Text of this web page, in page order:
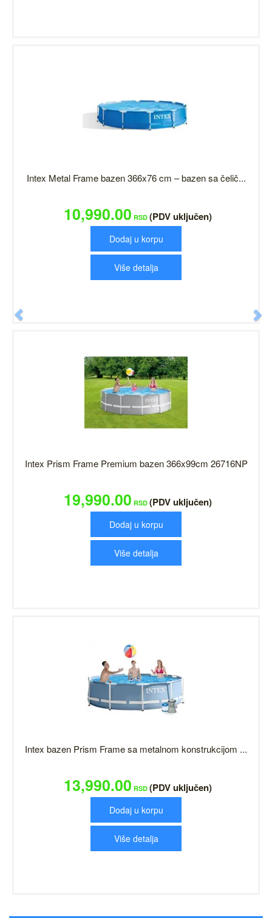
Intex Metal Frame bazen 366x76 cm – bazen sa čelič...
10,990.00 RSD (PDV uključen)
Dodaj u korpu
Više detalja
Intex Prism Frame Premium bazen 366x99cm 26716NP
19,990.00 RSD (PDV uključen)
Dodaj u korpu
Više detalja
Intex bazen Prism Frame sa metalnom konstrukcijom ...
13,990.00 RSD (PDV uključen)
Dodaj u korpu
Više detalja